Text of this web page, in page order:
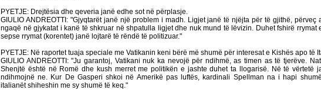
PYETJE: Drejtësia dhe qeveria janë edhe sot në përplasje.
GIULIO ANDREOTTI: "Gjyqtarët janë një problem i madh. Ligjet janë të njëjta për të gjithë, përveç
ngaqë në gjykatat i kanë të shkruar në shpatulla ligjet dhe nuk mund të lëvizin. Duhet fshirë rrymat
sepse rrymat (korentet) janë lojtarë të rëndë të politizuar."
PYETJE: Në raportet tuaja speciale me Vatikanin keni bërë më shumë për interesat e Kishës apo të
GIULIO ANDREOTTI: "Ju garantoj, Vatikani nuk ka nevojë për ndihmë, as timen as të tjerëve.
Shenjtë është në Romë dhe kush merret me politikën e jashte duhet ta llogarisë. Në të vërtetë
ndihmojnë ne. Kur De Gasperi shkoi në Amerikë pas luftës, kardinali Spellman na i hapi
italianët shiheshin me sy shumë të keq."